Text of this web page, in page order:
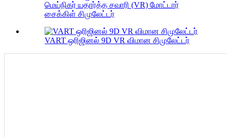
மெய்நிகர் யதார்த்த சவாரி (VR) மோட்டார்
சைக்கிள் சிமுலேட்டர்
VART ஒரிஜினல் 9D VR விமான சிமுலேட்டர்